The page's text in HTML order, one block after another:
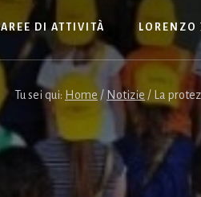
AREE DI ATTIVITÀ LORENZO
Tu sei qui: Home / Notizie / La